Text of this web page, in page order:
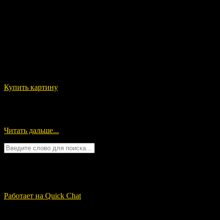
Купить картину
Читать дальше...
Работает на Quick Chat